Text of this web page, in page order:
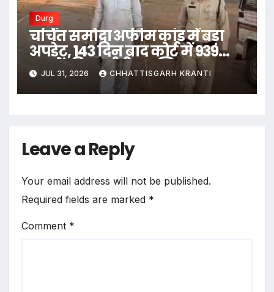
Durg
चर्चित समोदा अफीम कांड में बड़ा
अपडेट, 143 दिन बाद कोर्ट में 939
पन्नों की चार्जशीट दाखिल
JUL 31, 2026 CHHATTISGARH KRANTI
Leave a Reply
Your email address will not be published.
Required fields are marked *
Comment *